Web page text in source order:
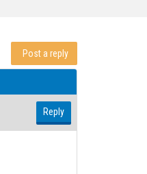
Post a reply
Reply